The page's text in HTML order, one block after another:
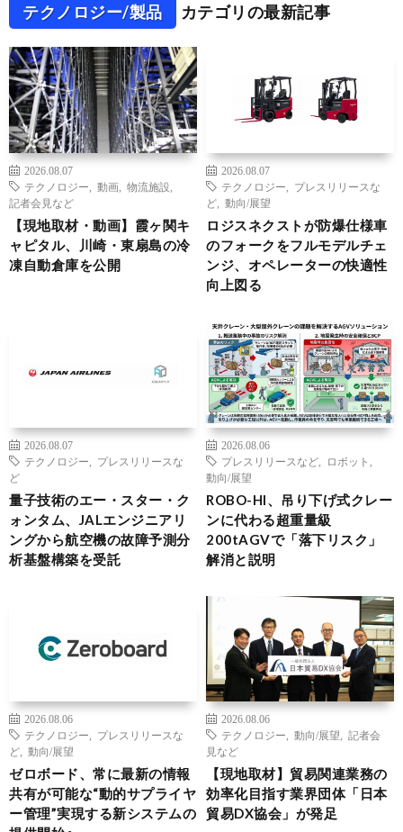
テクノロジー/製品 カテゴリの最新記事
2026.08.07
テクノロジー
動画 物流施設
記者会見など
【現地取材・動画】霞ヶ関キ
ャピタル、川崎・東扇島の冷
凍自動倉庫を公開
2026.08.07
テクノロジー
プレスリリースな
ど
動向/展望
ロジスネクストが防爆仕様車
のフォークをフルモデルチェ
ンジ、オペレーターの快適性
向上図る
2026.08.07
テクノロジー
プレスリリースな
ど
量子技術のエー・スター・ク
ォンタム、JALエンジニアリ
ングから航空機の故障予測分
析基盤構築を受託
2026.08.06
プレスリリースなど
ロボット
動向/展望
ROBO-HI、吊り下げ式クレー
ンに代わる超重量級
200tAGVで「落下リスク」
解消と説明
2026.08.06
テクノロジー
プレスリリースな
ど
動向/展望
ゼロボード、常に最新の情報
共有が可能な“動的サプライヤ
ー管理”実現する新システムの
2026.08.06
テクノロジー
動向/展望
記者会
見など
【現地取材】貿易関連業務の
効率化目指す業界団体「日本
貿易DX協会」が発足